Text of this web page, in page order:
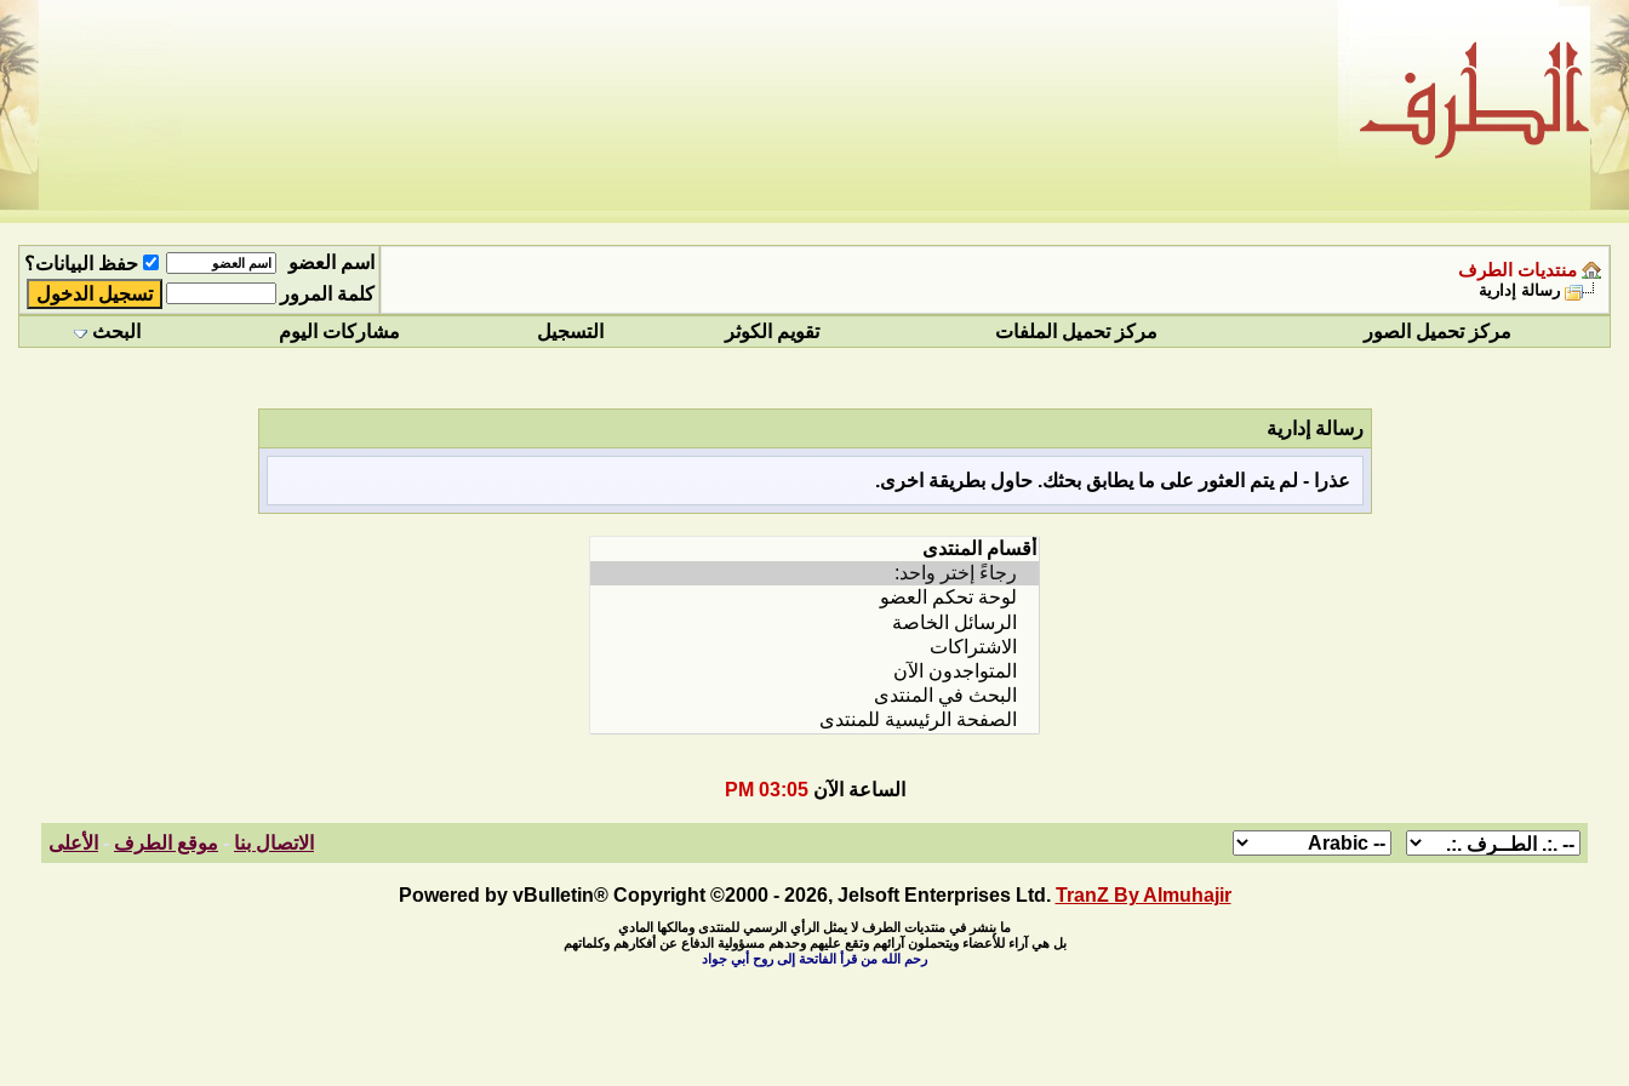
منتديات الطرف
رسالة إدارية
اسم العضو
حفظ البيانات؟
كلمة المرور
مركز تحميل الصور
مركز تحميل الملفات تقويم الكوثر التسجيل مشاركات اليوم البحث
رسالة إدارية
عذرا - لم يتم العثور على ما يطابق بحثك. حاول بطريقة اخرى.
الساعة الآن03:05 PM
الاتصال بنا - موقع الطرف - الأعلى
Powered by vBulletin® Copyright ©2000 - 2026, Jelsoft Enterprises Ltd. TranZ By Almuhajir
ما ينشر في منتديات الطرف لا يمثل الرأي الرسمي للمنتدى ومالكها المادي
بل هي آراء للأعضاء ويتحملون آرائهم وتقع عليهم وحدهم مسؤولية الدفاع عن أفكارهم وكلماتهم
رحم الله من قرأ الفاتحة إلى روح أبي جواد